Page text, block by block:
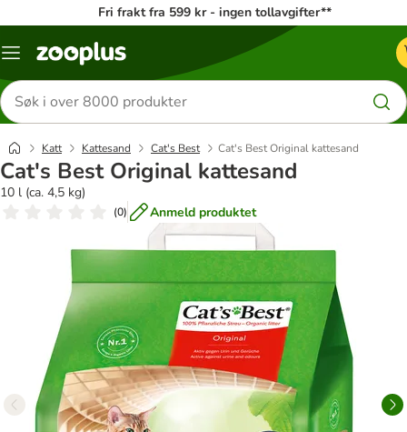
Fri frakt fra 599 kr - ingen tollavgifter**
Katalogmeny
Søk
etter
produkter
Katt Kattesand Cat's Best Cat's Best Original kattesand
Cat's Best Original kattesand
10 l (ca. 4,5 kg)
(0) Anmeld produktet